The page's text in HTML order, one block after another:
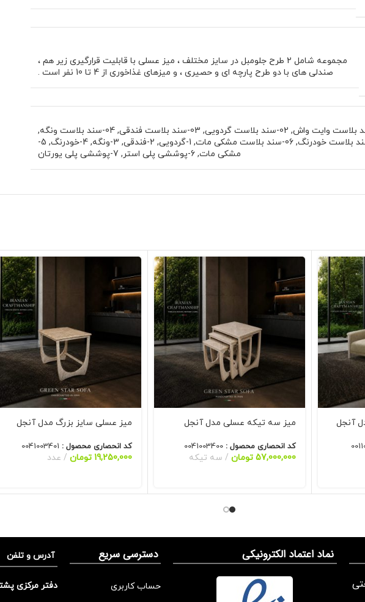
مجموعه شامل 2 طرح جلومبل در سایز مختلف ، میز عسلی با قابلیت قرارگیری زیر هم ،
صندلی های با دو طرح پارچه ای و حصیری ، و میزهای غذاخوری از 4 تا 10 نفر است .
, 02-سند بلاست گردویی , 03-سند بلاست فندقی , 04-سند بلاست ونگه
,
, 06-سند بلاست مشکی مات , 1-گردویی , 2-فندقی , 3-ونگه , 4-خودرنگ ,
5-
مشکی مات, 6-پوششی پلی استر , 7-پوششی پلی یورتان
میز سه تیکه عسلی مدل آنجل
کد انحصاری محصول : 0041003400
57,000,000 تومان سه تیکه
میز عسلی سایز بزرگ مدل آنجل
کد انحصاری محصول : 0041003401
19,250,000 تومان عدد
نماد اعتماد الکترونیکی دسترسی سریع
حساب کاربری
آدرس و تلفن
دفتر مرکزی